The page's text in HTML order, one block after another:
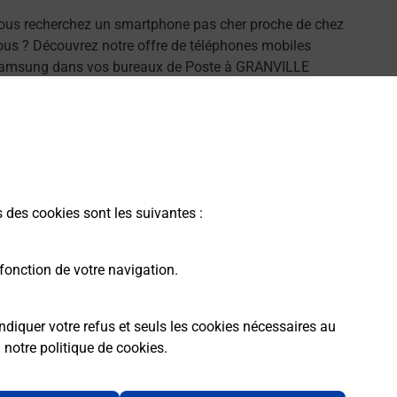
cookies sont les suivantes :
de votre navigation.
votre refus et seuls les cookies nécessaires au
notre politique de cookies.
recherchez un smartphone pas cher proche de chez
? Découvrez notre offre de téléphones mobiles
dans vos bureaux de Poste à GRANVILLE